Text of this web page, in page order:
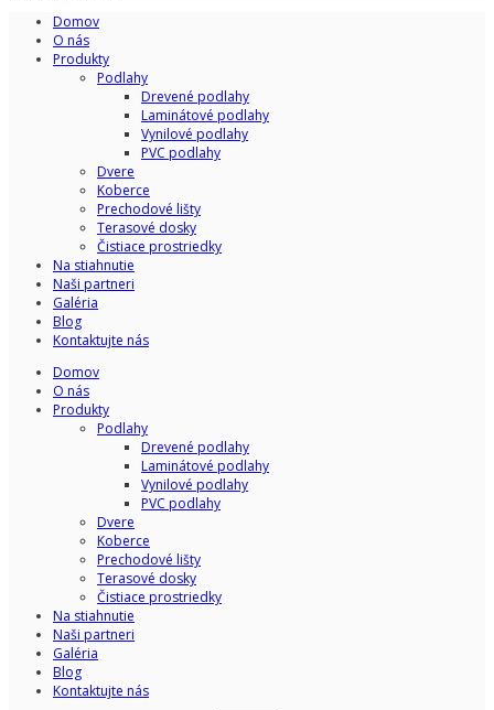
Domov
O nás
Produkty
Podlahy
Drevené podlahy
Laminátové podlahy
Vynilové podlahy
PVC podlahy
Dvere
Koberce
Prechodové lišty
Terasové dosky
Čistiace prostriedky
Na stiahnutie
Naši partneri
Galéria
Blog
Kontaktujte nás
Domov
O nás
Produkty
Podlahy
Drevené podlahy
Laminátové podlahy
Vynilové podlahy
PVC podlahy
Dvere
Koberce
Prechodové lišty
Terasové dosky
Čistiace prostriedky
Na stiahnutie
Naši partneri
Galéria
Blog
Kontaktujte nás